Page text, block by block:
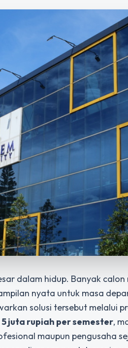
dalam hidup. Banyak
nyata untuk masa
solusi tersebut melalui
5 juta rupiah per semester,
maupun pengusaha